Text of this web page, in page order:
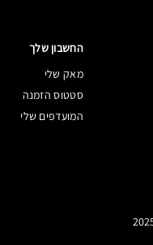
החשבון שלך
מאק שלי
סטטוס הזמנה
המועדפים שלי